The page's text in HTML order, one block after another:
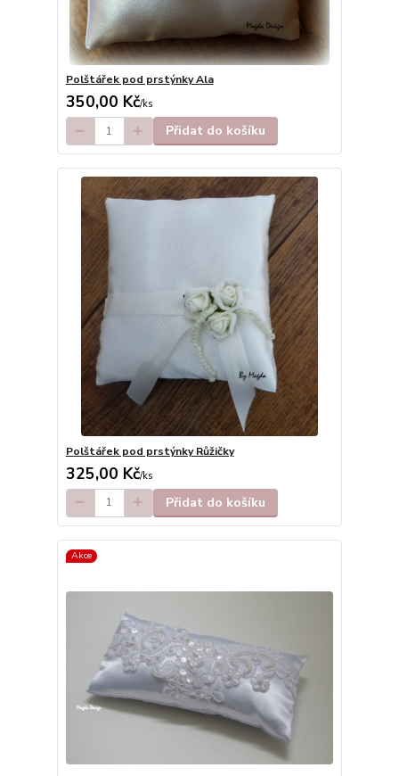
Polštářek pod prstýnky Ala
350,00 Kč/ks
Přidat do košíku
Polštářek pod prstýnky Růžičky
325,00 Kč/ks
Přidat do košíku
Akce